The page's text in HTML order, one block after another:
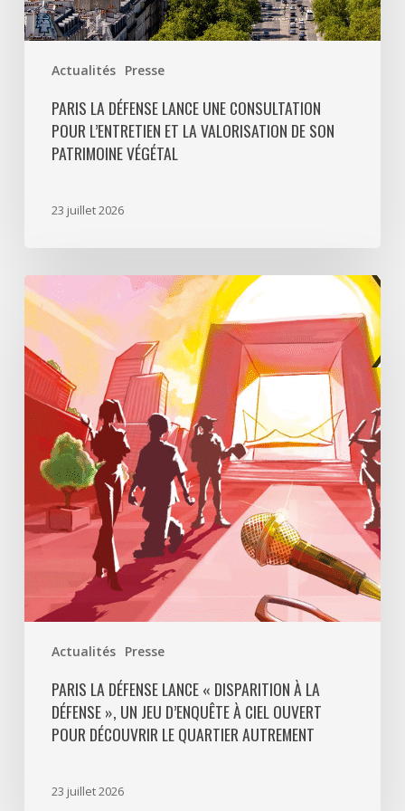
Actualités Presse
patrimoine
végétal
PARIS LA DÉFENSE LANCE UNE CONSULTATION
POUR L’ENTRETIEN ET LA VALORISATION DE SON
PATRIMOINE VÉGÉTAL
23 juillet 2026
Actualités Presse
Paris
La
Défense
lance
«
Disparition
Défense
un
jeu
d’enquête
à
ciel
découvrir
quartier
PARIS LA DÉFENSE LANCE « DISPARITION À LA
DÉFENSE », UN JEU D’ENQUÊTE À CIEL OUVERT
POUR DÉCOUVRIR LE QUARTIER AUTREMENT
23 juillet 2026